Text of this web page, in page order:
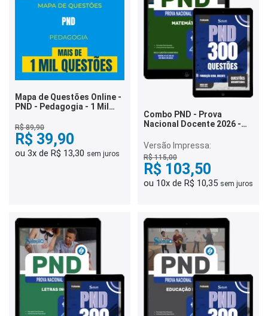
Mapa de Questões Online -
PND - Pedagogia - 1 Mil
R$ 89,90
R$ 39,90
ou 3x de R$ 13,30 sem juros
Combo PND - Prova
Nacional Docente 2026 -
Versão Impressa:
R$ 115,00
R$ 103,50
ou 10x de R$ 10,35 sem juros